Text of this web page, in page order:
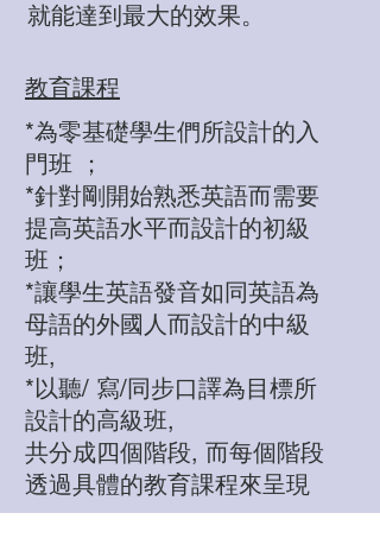
就能達到最大的效果。
​教育課程
*為零基礎學生們所設計的入
門班 ；
*針對剛開始熟悉英語而需要
提高英語水平而設計的初級
班；
*讓學生英語發音如同英語為
母語的外國人而設計的中級
班,
*以聽/ 寫/同步口譯為目標所
設計的高級班,
共分成四個階段, 而每個階段
透過具體的教育課程來呈現